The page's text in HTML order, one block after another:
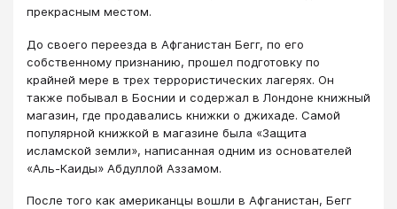
прекрасным местом.
До своего переезда в Афганистан Бегг, по его
собственному признанию, прошел подготовку по
крайней мере в трех террористических лагерях. Он
также побывал в Боснии и содержал в Лондоне книжный
магазин, где продавались книжки о джихаде. Самой
популярной книжкой в магазине была «Защита
исламской земли», написанная одним из основателей
«Аль-Каиды» Абдуллой Аззамом.
После того как американцы вошли в Афганистан, Бегг